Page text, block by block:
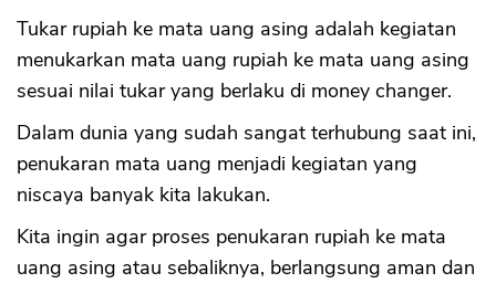
Tukar rupiah ke mata uang asing adalah kegiatan
menukarkan mata uang rupiah ke mata uang asing
sesuai nilai tukar yang berlaku di money changer.
Dalam dunia yang sudah sangat terhubung saat ini,
penukaran mata uang menjadi kegiatan yang
niscaya banyak kita lakukan.
Kita ingin agar proses penukaran rupiah ke mata
uang asing atau sebaliknya, berlangsung aman dan